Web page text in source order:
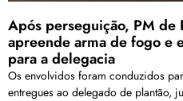
Após perseguição, PM
apreende arma de fogo e
para a delegacia
Os envolvidos foram conduzidos
entregues ao delegado de plantão,